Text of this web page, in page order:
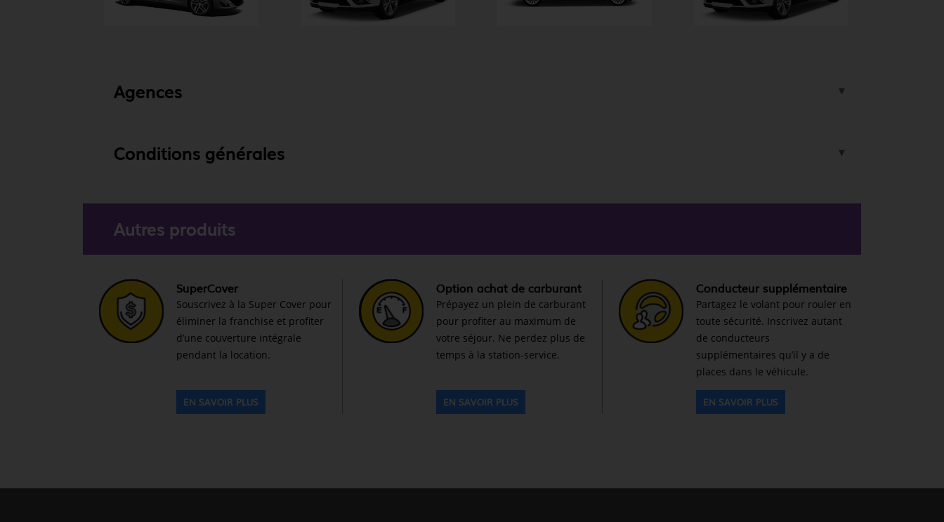
Agences
Conditions générales
Autres produits
SuperCover
Souscrivez à la Super Cover pour
éliminer la franchise et profiter
d’une couverture intégrale
pendant la location.
EN SAVOIR PLUS
Option achat de carburant
Prépayez un plein de carburant
pour profiter au maximum de
votre séjour. Ne perdez plus de
temps à la station-service.
EN SAVOIR PLUS
Conducteur supplémentaire
Partagez le volant pour rouler en
toute sécurité. Inscrivez autant
de conducteurs
supplémentaires qu’il y a de
places dans le véhicule.
EN SAVOIR PLUS